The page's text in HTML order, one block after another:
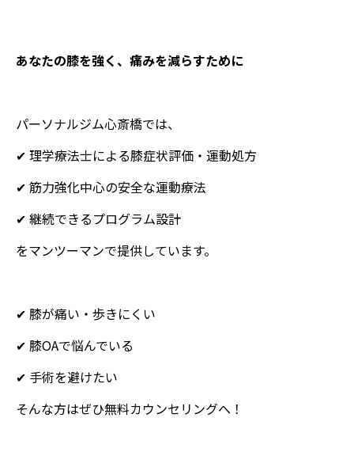
あなたの膝を強く、痛みを減らすために
パーソナルジム心斎橋では、
✔ 理学療法士による膝症状評価・運動処方
✔ 筋力強化中心の安全な運動療法
✔ 継続できるプログラム設計
をマンツーマンで提供しています。
✔ 膝が痛い・歩きにくい
✔ 膝OAで悩んでいる
✔ 手術を避けたい
そんな方はぜひ無料カウンセリングへ！